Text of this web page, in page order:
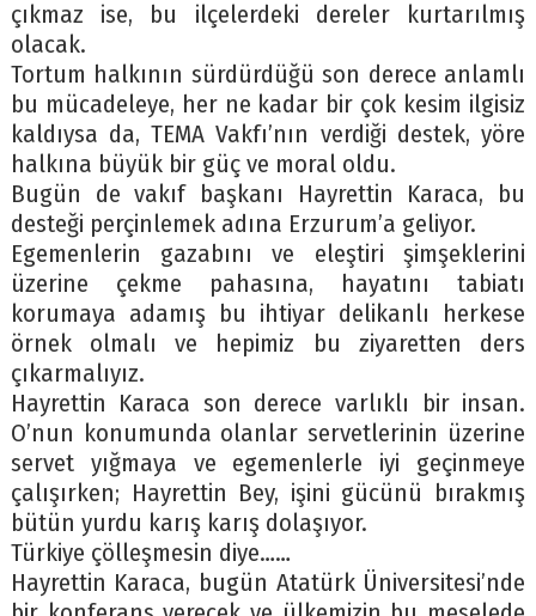
çıkmaz ise, bu ilçelerdeki dereler kurtarılmış
olacak.
Tortum halkının sürdürdüğü son derece anlamlı
bu mücadeleye, her ne kadar bir çok kesim ilgisiz
kaldıysa da, TEMA Vakfı’nın verdiği destek, yöre
halkına büyük bir güç ve moral oldu.
Bugün de vakıf başkanı Hayrettin Karaca, bu
desteği perçinlemek adına Erzurum’a geliyor.
Egemenlerin gazabını ve eleştiri şimşeklerini
üzerine çekme pahasına, hayatını tabiatı
korumaya adamış bu ihtiyar delikanlı herkese
örnek olmalı ve hepimiz bu ziyaretten ders
çıkarmalıyız.
Hayrettin Karaca son derece varlıklı bir insan.
O’nun konumunda olanlar servetlerinin üzerine
servet yığmaya ve egemenlerle iyi geçinmeye
çalışırken; Hayrettin Bey, işini gücünü bırakmış
bütün yurdu karış karış dolaşıyor.
Türkiye çölleşmesin diye……
Hayrettin Karaca, bugün Atatürk Üniversitesi’nde